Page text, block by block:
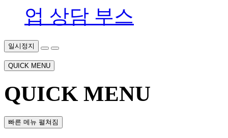
업 상담 부스
일시정지
QUICK MENU
QUICK MENU
빠른 메뉴 펼쳐짐